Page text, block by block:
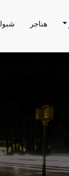
في
هناجر